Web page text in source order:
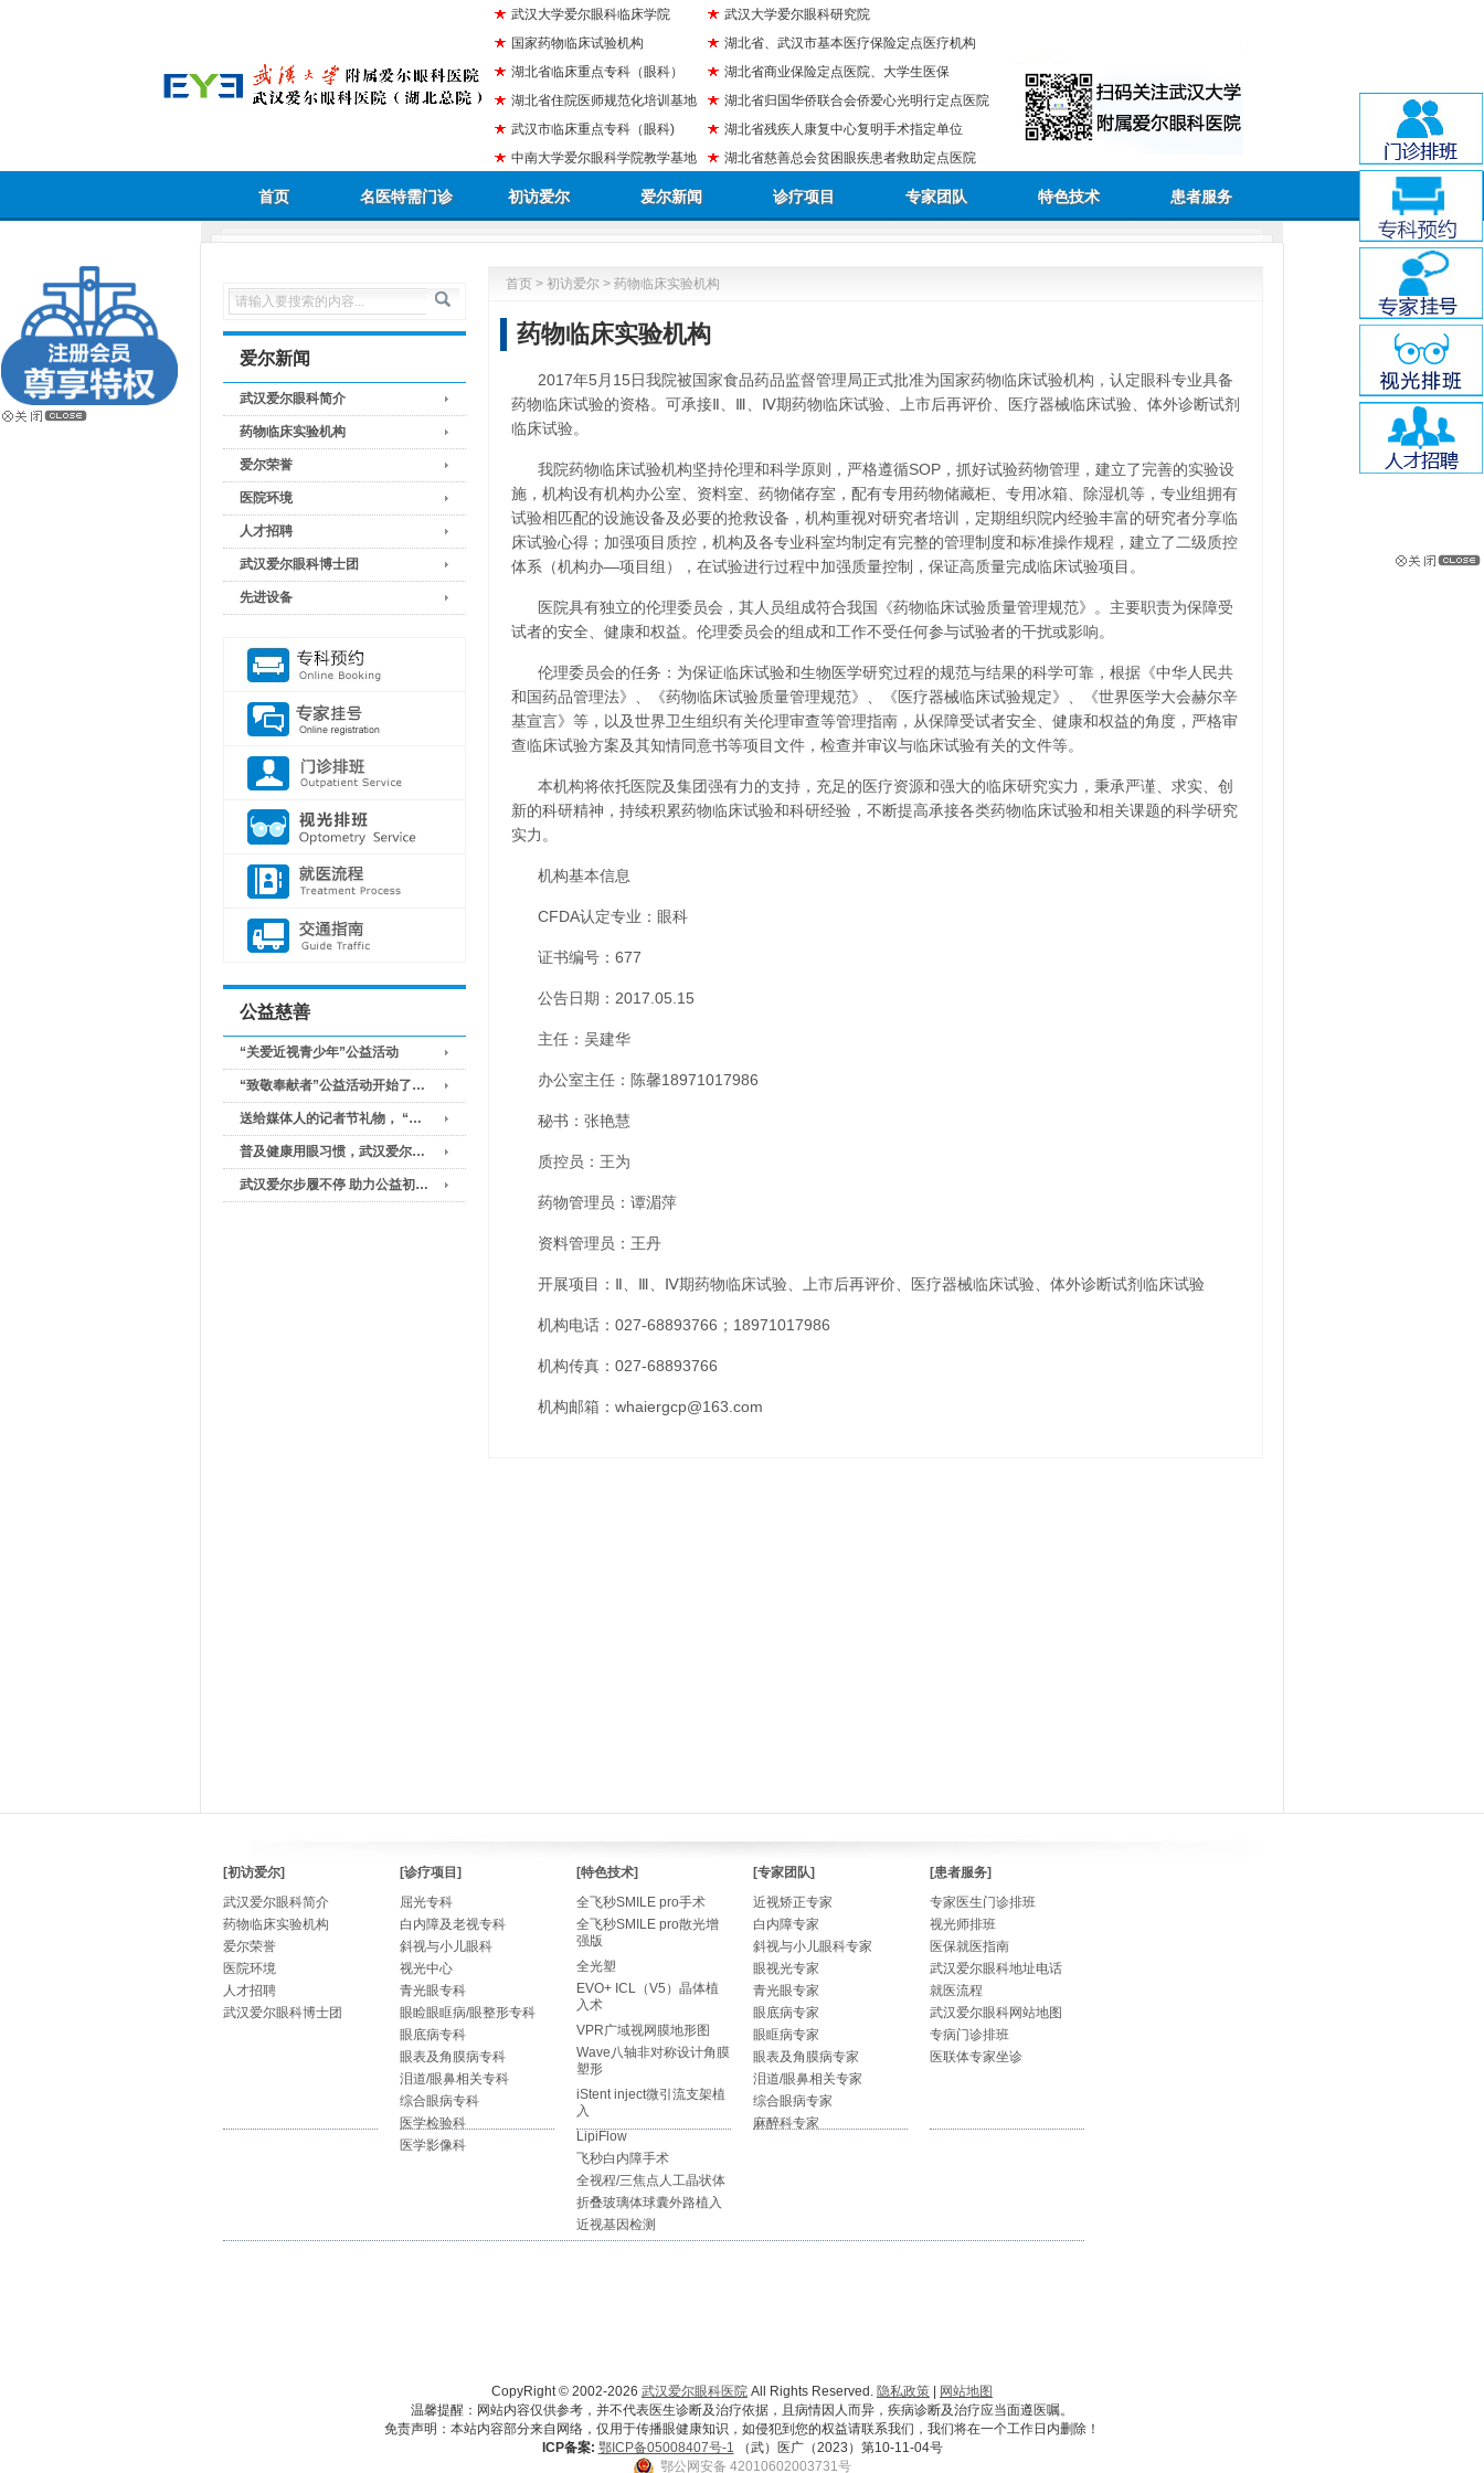
武汉大学爱尔眼科临床学院
国家药物临床试验机构
湖北省临床重点专科（眼科）
湖北省住院医师规范化培训基地
武汉市临床重点专科（眼科)
中南大学爱尔眼科学院教学基地
武汉大学爱尔眼科研究院
湖北省、武汉市基本医疗保险定点医疗机构
湖北省商业保险定点医院、大学生医保
湖北省归国华侨联合会侨爱心光明行定点医院
湖北省残疾人康复中心复明手术指定单位
湖北省慈善总会贫困眼疾患者救助定点医院
首页 名医特需门诊 初访爱尔 爱尔新闻 诊疗项目 专家团队 特色技术 患者服务
爱尔新闻
武汉爱尔眼科简介
药物临床实验机构
爱尔荣誉
医院环境
人才招聘
武汉爱尔眼科博士团
先进设备
公益慈善
“关爱近视青少年”公益活动
“致敬奉献者”公益活动开始了…
送给媒体人的记者节礼物， “…
普及健康用眼习惯，武汉爱尔…
武汉爱尔步履不停 助力公益初…
首页 > 初访爱尔 > 药物临床实验机构
药物临床实验机构
2017年5月15日我院被国家食品药品监督管理局正式批准为国家药物临床试验机构，认定眼科专业具备
药物临床试验的资格。可承接Ⅱ、Ⅲ、Ⅳ期药物临床试验、上市后再评价、医疗器械临床试验、体外诊断试剂
临床试验。
我院药物临床试验机构坚持伦理和科学原则，严格遵循SOP，抓好试验药物管理，建立了完善的实验设
施，机构设有机构办公室、资料室、药物储存室，配有专用药物储藏柜、专用冰箱、除湿机等，专业组拥有
试验相匹配的设施设备及必要的抢救设备，机构重视对研究者培训，定期组织院内经验丰富的研究者分享临
床试验心得；加强项目质控，机构及各专业科室均制定有完整的管理制度和标准操作规程，建立了二级质控
体系（机构办—项目组），在试验进行过程中加强质量控制，保证高质量完成临床试验项目。
医院具有独立的伦理委员会，其人员组成符合我国《药物临床试验质量管理规范》。主要职责为保障受
试者的安全、健康和权益。伦理委员会的组成和工作不受任何参与试验者的干扰或影响。
伦理委员会的任务：为保证临床试验和生物医学研究过程的规范与结果的科学可靠，根据《中华人民共
和国药品管理法》、《药物临床试验质量管理规范》、《医疗器械临床试验规定》、《世界医学大会赫尔辛
基宣言》等，以及世界卫生组织有关伦理审查等管理指南，从保障受试者安全、健康和权益的角度，严格审
查临床试验方案及其知情同意书等项目文件，检查并审议与临床试验有关的文件等。
本机构将依托医院及集团强有力的支持，充足的医疗资源和强大的临床研究实力，秉承严谨、求实、创
新的科研精神，持续积累药物临床试验和科研经验，不断提高承接各类药物临床试验和相关课题的科学研究
实力。
机构基本信息
CFDA认定专业：眼科
证书编号：677
公告日期：2017.05.15
主任：吴建华
办公室主任：陈馨18971017986
秘书：张艳慧
质控员：王为
药物管理员：谭湄萍
资料管理员：王丹
开展项目：Ⅱ、Ⅲ、Ⅳ期药物临床试验、上市后再评价、医疗器械临床试验、体外诊断试剂临床试验
机构电话：027-68893766；18971017986
机构传真：027-68893766
机构邮箱：whaiergcp@163.com
[初访爱尔]
武汉爱尔眼科简介
药物临床实验机构
爱尔荣誉
医院环境
人才招聘
武汉爱尔眼科博士团
[诊疗项目]
屈光专科
白内障及老视专科
斜视与小儿眼科
视光中心
青光眼专科
眼睑眼眶病/眼整形专科
眼底病专科
眼表及角膜病专科
泪道/眼鼻相关专科
综合眼病专科
医学检验科
医学影像科
[特色技术]
全飞秒SMILE pro手术
全飞秒SMILE pro散光增
强版
全光塑
EVO+ ICL（V5）晶体植
入术
VPR广域视网膜地形图
Wave八轴非对称设计角膜
塑形
iStent inject微引流支架植
入
LipiFlow
飞秒白内障手术
全视程/三焦点人工晶状体
折叠玻璃体球囊外路植入
近视基因检测
[专家团队]
近视矫正专家
白内障专家
斜视与小儿眼科专家
眼视光专家
青光眼专家
眼底病专家
眼眶病专家
眼表及角膜病专家
泪道/眼鼻相关专家
综合眼病专家
麻醉科专家
[患者服务]
专家医生门诊排班
视光师排班
医保就医指南
武汉爱尔眼科地址电话
就医流程
武汉爱尔眼科网站地图
专病门诊排班
医联体专家坐诊
CopyRight © 2002-2026 武汉爱尔眼科医院 All Rights Reserved. 隐私政策
网站地图
温馨提醒：网站内容仅供参考，并不代表医生诊断及治疗依据，且病情因人而异，疾病诊断及治疗应当面遵医嘱。
免责声明：本站内容部分来自网络，仅用于传播眼健康知识，如侵犯到您的权益请联系我们，我们将在一个工作日内删除！
ICP备案: 鄂ICP备05008407号-1 （武）医广（2023）第10-11-04号
鄂公网安备 42010602003731号